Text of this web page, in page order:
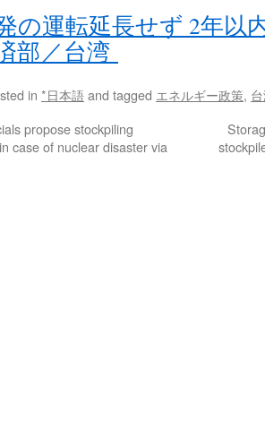
の運転延長せず 2年以
部／台湾
in *日本語and tagged エネルギー政策,
propose stockpiling
case of nuclear disaster via